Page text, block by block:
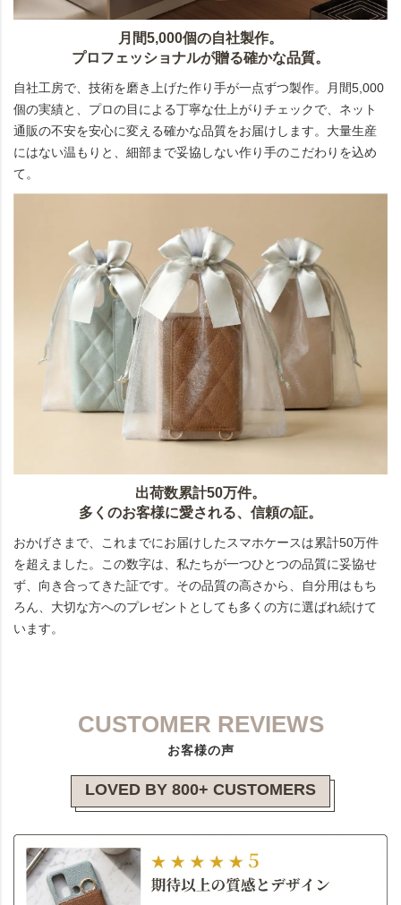
月間5,000個の自社製作。
プロフェッショナルが贈る確かな品質。
自社工房で、技術を磨き上げた作り手が一点ずつ製作。月間5,000
個の実績と、プロの目による丁寧な仕上がりチェックで、ネット
通販の不安を安心に変える確かな品質をお届けします。大量生産
にはない温もりと、細部まで妥協しない作り手のこだわりを込め
て。
出荷数累計50万件。
多くのお客様に愛される、信頼の証。
おかげさまで、これまでにお届けしたスマホケースは累計50万件
を超えました。この数字は、私たちが一つひとつの品質に妥協せ
ず、向き合ってきた証です。その品質の高さから、自分用はもち
ろん、大切な方へのプレゼントとしても多くの方に選ばれ続けて
います。
CUSTOMER REVIEWS
お客様の声
LOVED BY 800+ CUSTOMERS